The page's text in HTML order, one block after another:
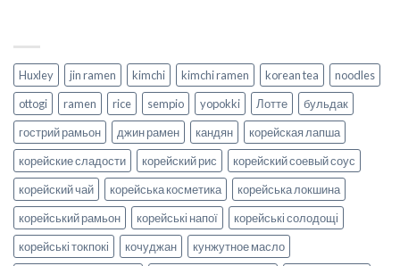
Huxley jin ramen kimchi kimchi ramen korean tea
noodles
ottogi
ramen rice sempio yopokki Лотте
бульдак
гострий рамьон
джин рамен кандян
корейская лапша
корейские сладости
корейский рис
корейский соевый соус
корейский чай
корейська косметика
корейська локшина
корейський рамьон
корейські напої
корейські солодощі
корейські токпокі
кочуджан
кунжутное масло